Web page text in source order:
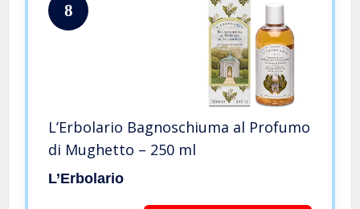
8
L’Erbolario Bagnoschiuma al Profumo
di Mughetto – 250 ml
L’Erbolario